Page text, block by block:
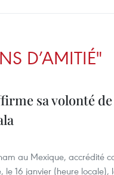
D’AMITIÉ"
sa volonté
au Mexique, accrédité
le 16 janvier (heure